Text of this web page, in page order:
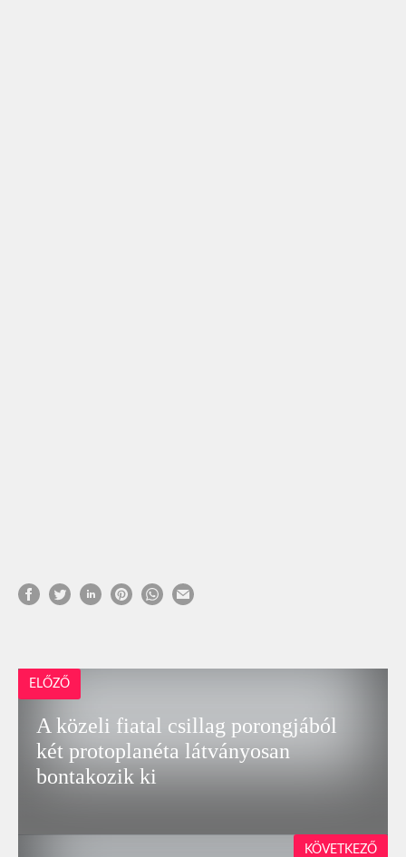
ELŐZŐ
A közeli fiatal csillag porongjából
két protoplanéta látványosan
bontakozik ki
KÖVETKEZŐ